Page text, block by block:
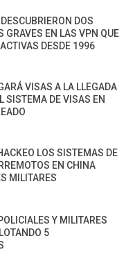
DOS
GRAVES EN LAS VPN QUE
DESDE 1996
VISAS A LA LLEGADA
SISTEMA DE VISAS EN
LOS SISTEMAS DE
EN CHINA
MILITARES
Y MILITARES
5